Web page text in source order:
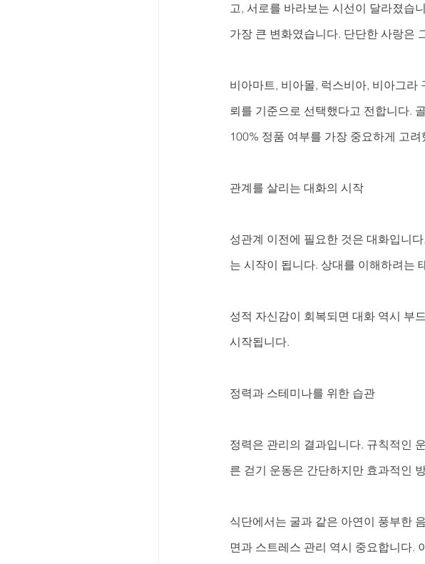
고, 서로를 바라보는 시선이 달라졌습
가장 큰 변화였습니다. 단단한 사랑은
비아마트, 비아몰, 럭스비아, 비아그라
뢰를 기준으로 선택했다고 전합니다.
100% 정품 여부를 가장 중요하게 고려
관계를 살리는 대화의 시작
성관계 이전에 필요한 것은 대화입니
는 시작이 됩니다. 상대를 이해하려는
성적 자신감이 회복되면 대화 역시 부
시작됩니다.
정력과 스테미나를 위한 습관
정력은 관리의 결과입니다. 규칙적인
른 걷기 운동은 간단하지만 효과적인
식단에서는 굴과 같은 아연이 풍부한
면과 스트레스 관리 역시 중요합니다.